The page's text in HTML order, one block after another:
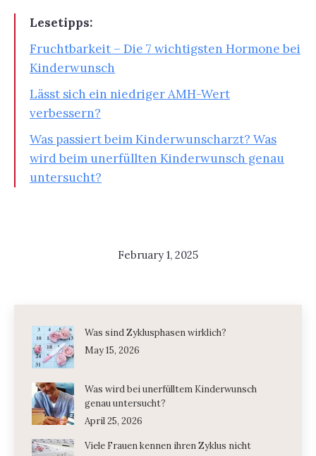
Lesetipps:
Fruchtbarkeit – Die 7 wichtigsten Hormone bei
Kinderwunsch
Lässt sich ein niedriger AMH-Wert
verbessern?
Was passiert beim Kinderwunscharzt? Was
wird beim unerfüllten Kinderwunsch genau
untersucht?
February 1, 2025
Was sind Zyklusphasen wirklich?
May 15, 2026
Was wird bei unerfülltem Kinderwunsch
genau untersucht?
April 25, 2026
Viele Frauen kennen ihren Zyklus nicht